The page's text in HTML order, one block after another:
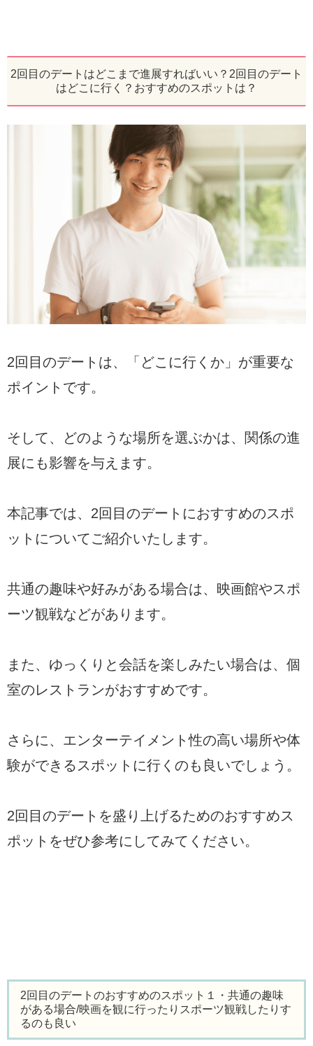
2回目のデートはどこまで進展すればいい？2回目のデート
はどこに行く？おすすめのスポットは？
2回目のデートは、「どこに行くか」が重要な
ポイントです。
そして、どのような場所を選ぶかは、関係の進
展にも影響を与えます。
本記事では、2回目のデートにおすすめのスポ
ットについてご紹介いたします。
共通の趣味や好みがある場合は、映画館やスポ
ーツ観戦などがあります。
また、ゆっくりと会話を楽しみたい場合は、個
室のレストランがおすすめです。
さらに、エンターテイメント性の高い場所や体
験ができるスポットに行くのも良いでしょう。
2回目のデートを盛り上げるためのおすすめス
ポットをぜひ参考にしてみてください。
2回目のデートのおすすめのスポット１・共通の趣味
がある場合/映画を観に行ったりスポーツ観戦したりす
るのも良い